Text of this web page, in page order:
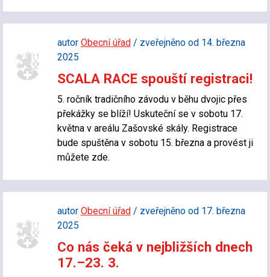
autor Obecní úřad/ zveřejněno od 14. března
2025
SCALA RACE spouští registraci!
5. ročník tradičního závodu v běhu dvojic přes
překážky se blíží! Uskuteční se v sobotu 17.
května v areálu Zašovské skály. Registrace
bude spuštěna v sobotu 15. března a provést ji
můžete zde.
autor Obecní úřad/ zveřejněno od 17. března
2025
Co nás čeká v nejbližších dnech
17.–23. 3.